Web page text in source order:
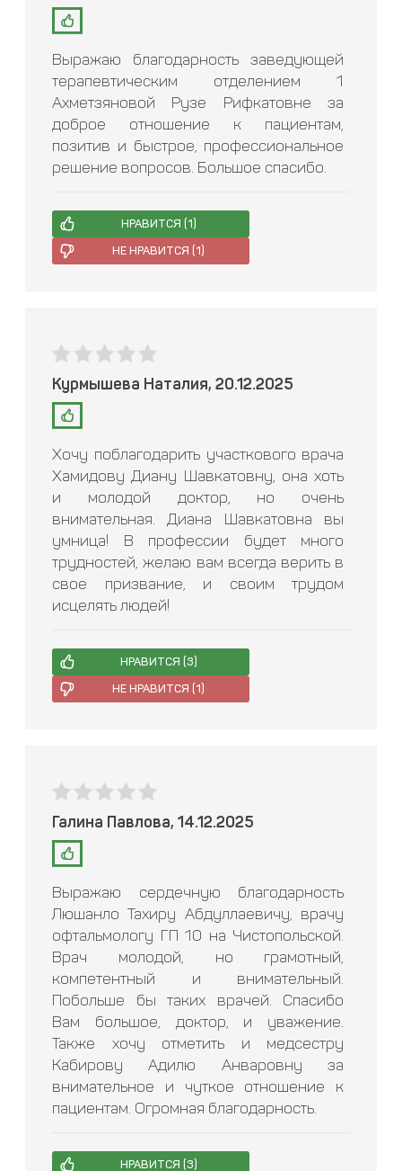
Выражаю благодарность заведующей
терапевтическим отделением 1
Ахметзяновой Рузе Рифкатовне за
доброе отношение к пациентам,
позитив и быстрое, профессиональное
решение вопросов. Большое спасибо.
НРАВИТСЯ (1)
НЕ НРАВИТСЯ (1)
Курмышева Наталия, 20.12.2025
Хочу поблагодарить участкового врача
Хамидову Диану Шавкатовну, она хоть
и молодой доктор, но очень
внимательная. Диана Шавкатовна вы
умница! В профессии будет много
трудностей, желаю вам всегда верить в
свое призвание, и своим трудом
исцелять людей!
НРАВИТСЯ (3)
НЕ НРАВИТСЯ (1)
Галина Павлова, 14.12.2025
Выражаю сердечную благодарность
Люшанло Тахиру Абдуллаевичу, врачу
офтальмологу ГП 10 на Чистопольской.
Врач молодой, но грамотный,
компетентный и внимательный.
Побольше бы таких врачей. Спасибо
Вам большое, доктор, и уважение.
Также хочу отметить и медсестру
Кабирову Адилю Анваровну за
внимательное и чуткое отношение к
пациентам. Огромная благодарность.
НРАВИТСЯ (3)